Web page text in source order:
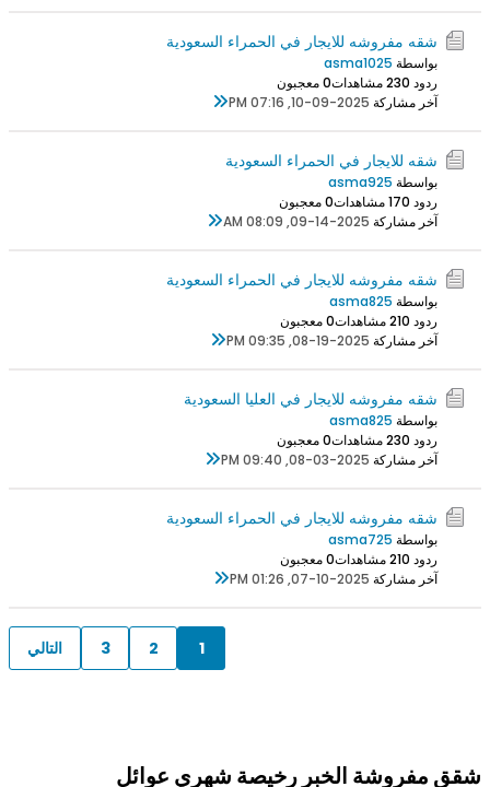
شقه مفروشه للايجار في الحمراء السعودية
بواسطة asma1025
ردود 0
23 مشاهدات
0 معجبون
آخر مشاركة 10-09-2025, 07:16 PM
شقه للايجار في الحمراء السعودية
بواسطة asma925
ردود 0
17 مشاهدات
0 معجبون
آخر مشاركة 09-14-2025, 08:09 AM
شقه مفروشه للايجار في الحمراء السعودية
بواسطة asma825
ردود 0
21 مشاهدات
0 معجبون
آخر مشاركة 08-19-2025, 09:35 PM
شقه مفروشه للايجار في العليا السعودية
بواسطة asma825
ردود 0
23 مشاهدات
0 معجبون
آخر مشاركة 08-03-2025, 09:40 PM
شقه مفروشه للايجار في الحمراء السعودية
بواسطة asma725
ردود 0
21 مشاهدات
0 معجبون
آخر مشاركة 07-10-2025, 01:26 PM
1
2
3 التالي
شقق مفروشة الخبر رخيصة شهري عوائل